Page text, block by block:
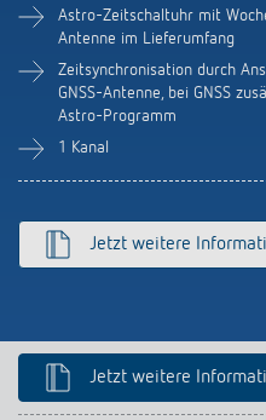
Referenzen
HEMS
Engagement
Design
Historie
Vertrieb Weltweit
Ansprechpartner
Anfahrt
LUXORliving
Astro-Zeitschaltuhr mit
Antenne im Lieferumfang
Zeitsynchronisation durch
GNSS-Antenne, bei GNSS
Astro-Programm
1 Kanal
Jetzt weitere
Jetzt weitere